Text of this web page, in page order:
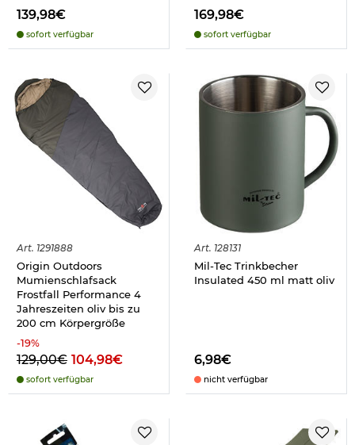
139,98€
sofort verfügbar
169,98€
sofort verfügbar
Art. 1291888
Origin Outdoors
Mumienschlafsack
Frostfall Performance 4
Jahreszeiten oliv bis zu
200 cm Körpergröße
-19%
129,00€ 104,98€
sofort verfügbar
Art. 128131
Mil-Tec Trinkbecher
Insulated 450 ml matt oliv
6,98€
nicht verfügbar